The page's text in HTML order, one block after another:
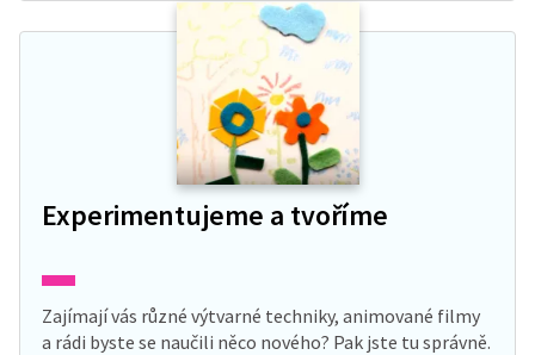
Experimentujeme a tvoříme
Zajímají vás různé výtvarné techniky, animované filmy
a rádi byste se naučili něco nového? Pak jste tu správně.